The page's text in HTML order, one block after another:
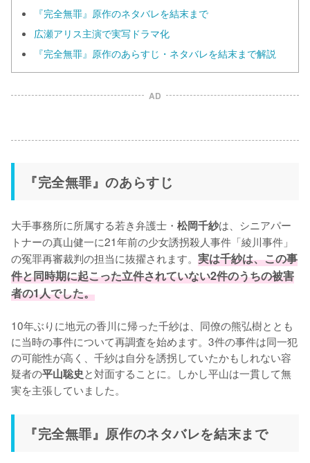
『完全無罪』原作のネタバレを結末まで
広瀬アリス主演で実写ドラマ化
『完全無罪』原作のあらすじ・ネタバレを結末まで解説
AD
『完全無罪』のあらすじ
大手事務所に所属する若き弁護士・ 松岡千紗は、シニアパー
トナーの真山健一に21年前の少女誘拐殺人事件「綾川事件」
の冤罪再審裁判の担当に抜擢されます。 実は千紗は、この事
件と同時期に起こった立件されていない2件のうちの被害
者の1人でした。
10年ぶりに地元の香川に帰った千紗は、同僚の熊弘樹ととも
に当時の事件について再調査を始めます。3件の事件は同一犯
の可能性が高く、千紗は自分を誘拐していたかもしれない容
疑者の平山聡史と対面することに。しかし平山は一貫して無
実を主張していました。
『完全無罪』原作のネタバレを結末まで